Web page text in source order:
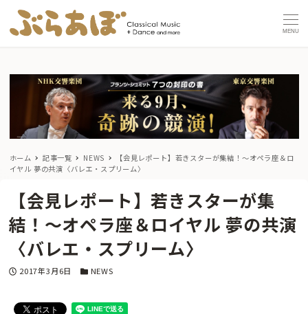
MENU
ホーム 記事一覧 NEWS
【会見レポート】若きスターが集結！〜オペラ座＆ロ
イヤル 夢の共演〈バレエ・スプリーム〉
【会見レポート】若きスターが集
結！〜オペラ座＆ロイヤル 夢の共演
〈バレエ・スプリーム〉
投稿日
2017年3月6日 カテゴリー
NEWS